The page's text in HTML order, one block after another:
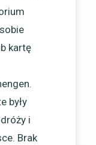
kartę
były
i
Brak